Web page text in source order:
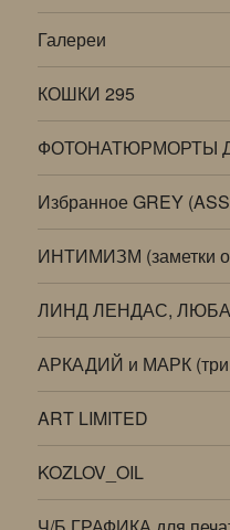
Галереи
КОШКИ 295
ФОТОНАТЮРМОРТЫ
Избранное GREY
ИНТИМИЗМ (заметки
ЛИНД ЛЕНДАС,
АРКАДИЙ и МАРК (три
ART LIMITED
KOZLOV_OIL